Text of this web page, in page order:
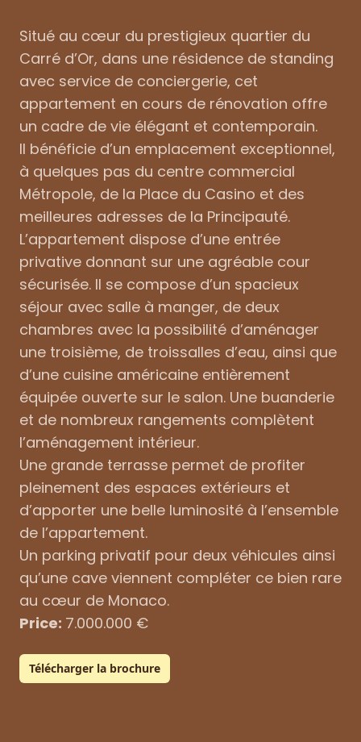
Situé au cœur du prestigieux quartier du
Carré d’Or, dans une résidence de standing
avec service de conciergerie, cet
appartement en cours de rénovation offre
un cadre de vie élégant et contemporain.
Il bénéficie d’un emplacement exceptionnel,
à quelques pas du centre commercial
Métropole, de la Place du Casino et des
meilleures adresses de la Principauté.
L’appartement dispose d’une entrée
privative donnant sur une agréable cour
sécurisée. Il se compose d’un spacieux
séjour avec salle à manger, de deux
chambres avec la possibilité d’aménager
une troisième, de troissalles d’eau, ainsi que
d’une cuisine américaine entièrement
équipée ouverte sur le salon. Une buanderie
et de nombreux rangements complètent
l’aménagement intérieur.
Une grande terrasse permet de profiter
pleinement des espaces extérieurs et
d’apporter une belle luminosité à l’ensemble
de l’appartement.
Un parking privatif pour deux véhicules ainsi
qu’une cave viennent compléter ce bien rare
au cœur de Monaco.
Price: 7.000.000 €
Télécharger la brochure